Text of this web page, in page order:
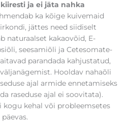
ja ei jäta nahka
ka kõige kuivemaid
jättes need siidiselt
naturaalset kakaovõid, E-
seesamiõli ja Cetesomate-
parandada kahjustatud,
Hooldav nahaõli
ajal armide ennetamiseks
raseduse ajal ei soovitata).
kogu kehal või probleemsetes